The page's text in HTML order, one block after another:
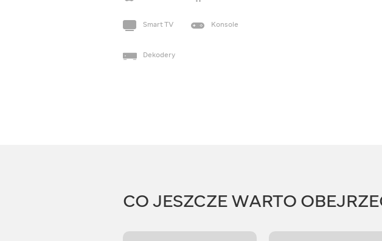
Smart TV Konsole
Dekodery
CO JESZCZE WARTO